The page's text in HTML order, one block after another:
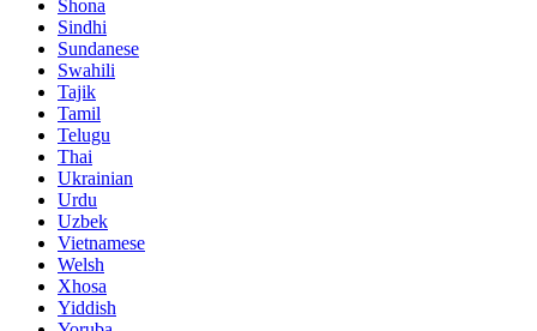
Shona
Sindhi
Sundanese
Swahili
Tajik
Tamil
Telugu
Thai
Ukrainian
Urdu
Uzbek
Vietnamese
Welsh
Xhosa
Yiddish